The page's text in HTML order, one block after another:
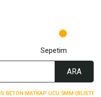
ARA
Sepetim
BETON MATKAP UCU 5MM (BLISTER